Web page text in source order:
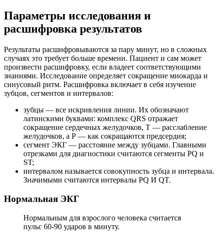
Параметры исследования и
расшифровка результатов
Результаты расшифровываются за пару минут, но в сложных
случаях это требует больше времени. Пациент и сам может
произвести расшифровку, если владеет соответствующими
знаниями. Исследование определяет сокращение миокарда и
синусовый ритм. Расшифровка включает в себя изучение
зубцов, сегментов и интервалов:
зубцы — все искривления линии. Их обозначают
латинскими буквами: комплекс QRS отражает
сокращение сердечных желудочков, Т — расслабление
желудочков, а Р — как сокращаются предсердия;
сегмент ЭКГ — расстояние между зубцами. Главными
отрезками для диагностики считаются сегменты PQ и
ST;
интервалом называется совокупность зубца и интервала.
Значимыми считаются интервалы PQ И QT.
Нормальная ЭКГ
Нормальным для взрослого человека считается
пульс 60-90 ударов в минуту.